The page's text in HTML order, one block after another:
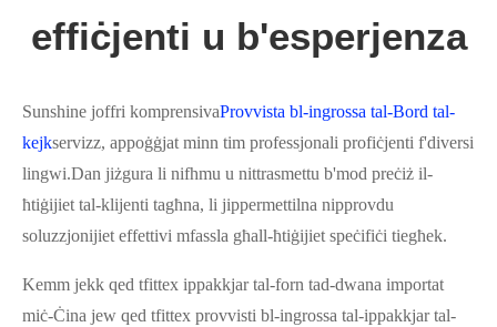
effiċjenti u b'esperjenza
Sunshine joffri komprensivaProvvista bl-ingrossa tal-Bord tal-
kejkservizz, appoġġjat minn tim professjonali profiċjenti f'diversi
lingwi.Dan jiżgura li nifhmu u nittrasmettu b'mod preċiż il-
ħtiġijiet tal-klijenti tagħna, li jippermettilna nipprovdu
soluzzjonijiet effettivi mfassla għall-ħtiġijiet speċifiċi tiegħek.
Kemm jekk qed tfittex ippakkjar tal-forn tad-dwana importat
miċ-Ċina jew qed tfittex provvisti bl-ingrossa tal-ippakkjar tal-